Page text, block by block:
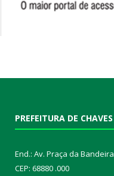
PREFEITURA DE CHAVES
End.: Av. Praça da
CEP: 68880 .000